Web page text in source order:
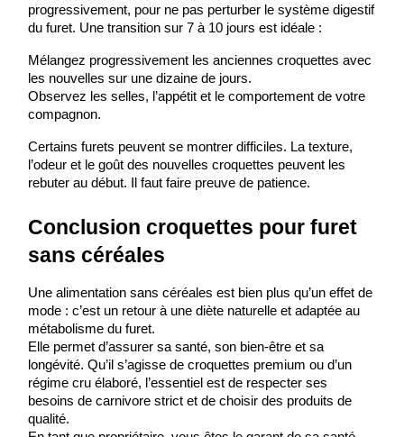
progressivement, pour ne pas perturber le système digestif
du furet. Une transition sur 7 à 10 jours est idéale :
Mélangez progressivement les anciennes croquettes avec
les nouvelles sur une dizaine de jours.
Observez les selles, l’appétit et le comportement de votre
compagnon.
Certains furets peuvent se montrer difficiles. La texture,
l’odeur et le goût des nouvelles croquettes peuvent les
rebuter au début. Il faut faire preuve de patience.
Conclusion ​croquettes pour furet
sans céréales
Une alimentation sans céréales est bien plus qu’un effet de
mode : c’est un retour à une diète naturelle et adaptée au
métabolisme du furet.
Elle permet d’assurer sa santé, son bien-être et sa
longévité. Qu’il s’agisse de croquettes premium ou d’un
régime cru élaboré, l’essentiel est de respecter ses
besoins de carnivore strict et de choisir des produits de
qualité.